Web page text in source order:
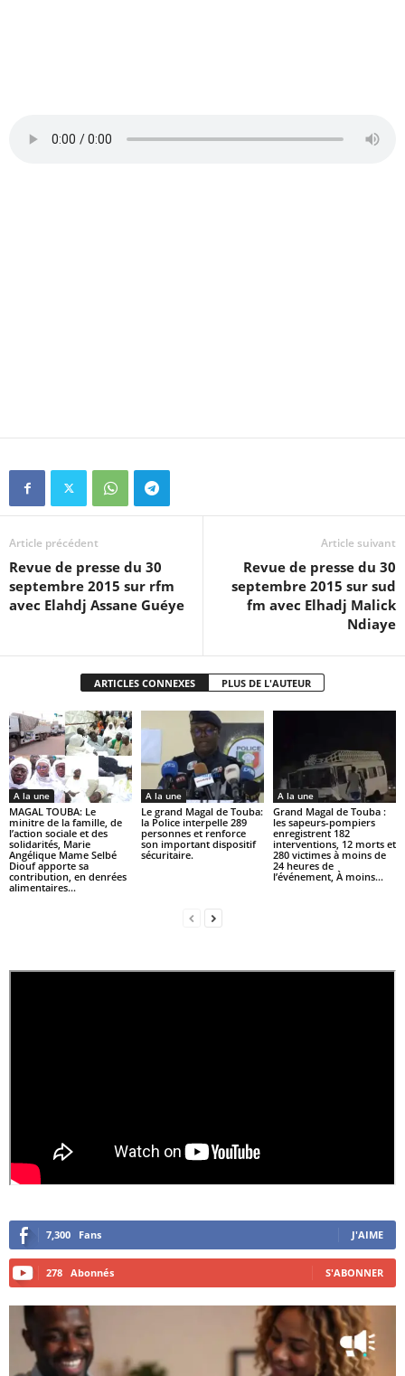
Article précédent
Revue de presse du 30
septembre 2015 sur rfm
avec Elahdj Assane Guéye
Article suivant
Revue de presse du 30
septembre 2015 sur sud
fm avec Elhadj Malick
Ndiaye
ARTICLES CONNEXES PLUS DE L'AUTEUR
A la une
MAGAL TOUBA: Le
minitre de la famille, de
l’action sociale et des
solidarités, Marie
Angélique Mame Selbé
Diouf apporte sa
contribution, en denrées
alimentaires...
A la une
Le grand Magal de Touba:
la Police interpelle 289
personnes et renforce
son important dispositif
sécuritaire.
A la une
Grand Magal de Touba :
les sapeurs-pompiers
enregistrent 182
interventions, 12 morts et
280 victimes à moins de
24 heures de
l’événement, À moins...
7,300 Fans J'AIME
278 Abonnés S'ABONNER